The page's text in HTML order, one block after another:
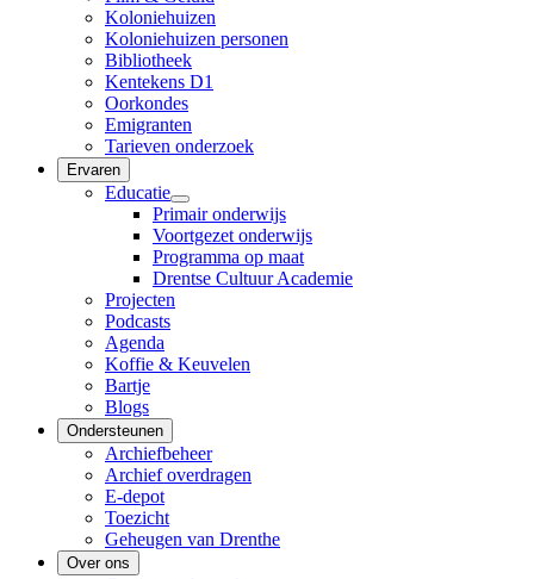
Koloniehuizen
Koloniehuizen personen
Bibliotheek
Kentekens D1
Oorkondes
Emigranten
Tarieven onderzoek
Ervaren
Educatie
Primair onderwijs
Voortgezet onderwijs
Programma op maat
Drentse Cultuur Academie
Projecten
Podcasts
Agenda
Koffie & Keuvelen
Bartje
Blogs
Ondersteunen
Archiefbeheer
Archief overdragen
E-depot
Toezicht
Geheugen van Drenthe
Over ons